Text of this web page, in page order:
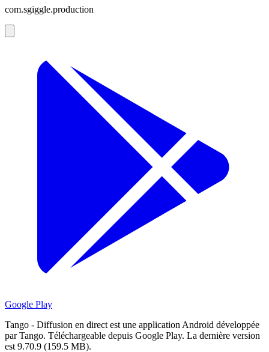
com.sgiggle.production
Google Play
Tango - Diffusion en direct est une application Android développée
par Tango. Téléchargeable depuis Google Play. La dernière version
est 9.70.9 (159.5 MB).